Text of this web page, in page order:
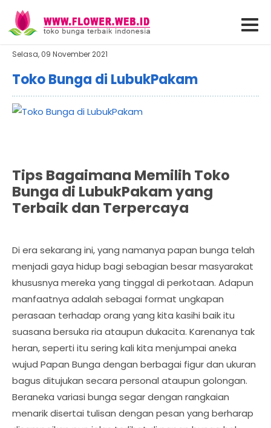
Selasa, 09 November 2021
Toko Bunga di LubukPakam
Tips Bagaimana Memilih Toko
Bunga di LubukPakam yang
Terbaik dan Terpercaya
Di era sekarang ini, yang namanya papan bunga telah
menjadi gaya hidup bagi sebagian besar masyarakat
khususnya mereka yang tinggal di perkotaan. Adapun
manfaatnya adalah sebagai format ungkapan
perasaan terhadap orang yang kita kasihi baik itu
suasana bersuka ria ataupun dukacita. Karenanya tak
heran, seperti itu sering kali kita menjumpai aneka
wujud Papan Bunga dengan berbagai figur dan ukuran
bagus ditujukan secara personal ataupun golongan.
Beraneka variasi bunga segar dengan rangkaian
menarik disertai tulisan dengan pesan yang berharap